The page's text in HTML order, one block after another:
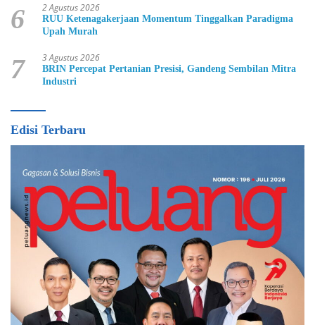
6 2 Agustus 2026
RUU Ketenagakerjaan Momentum Tinggalkan Paradigma
Upah Murah
7 3 Agustus 2026
BRIN Percepat Pertanian Presisi, Gandeng Sembilan Mitra
Industri
Edisi Terbaru